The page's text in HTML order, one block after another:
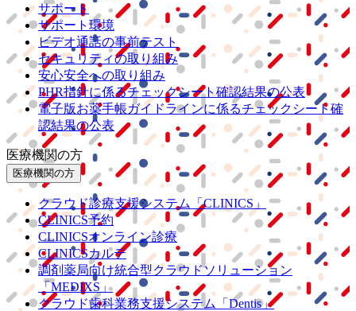
サポート
サポート環境
ビデオ通話の事前テスト
セキュリティの取り組み
安心安全への取り組み
PHR指針に係るチェックシート確認結果の公表
電子版お薬手帳ガイドラインに係るチェックシート確
認結果の公表
医療機関の方
医療機関の方
クラウド診療支援システム
「CLINICS」
CLINICS予約
CLINICSオンライン診療
CLINICSカルテ
調剤薬局向け統合型クラウドソリューション
「MEDIXS」
クラウド歯科業務支援システム
「Dentis」